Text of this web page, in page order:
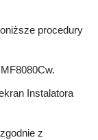
procedury
Instalatora
z